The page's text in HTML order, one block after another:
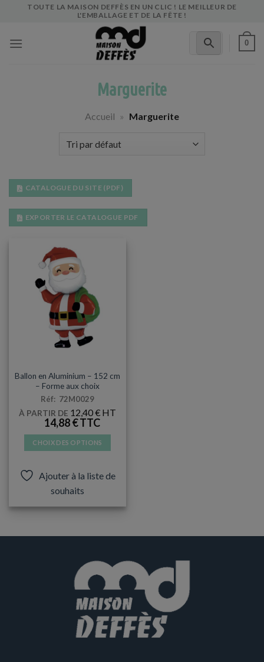
TOUTE LA MAISON DEFFÈS EN UN CLIC ! LE MEILLEUR DE
L'EMBALLAGE ET DE LA FÊTE !
0
Marguerite
Accueil » Marguerite
CATALOGUE DU SITE (PDF)
EXPORTER LE CATALOGUE PDF
Ballon en Aluminium – 152 cm
– Forme aux choix
Réf: 72M0029
À PARTIR DE 12,40€
14,88€
CHOIX DES OPTIONS
a
plusieurs
variations.
choisies
sur
page
produit
Ajouter à la liste de
souhaits